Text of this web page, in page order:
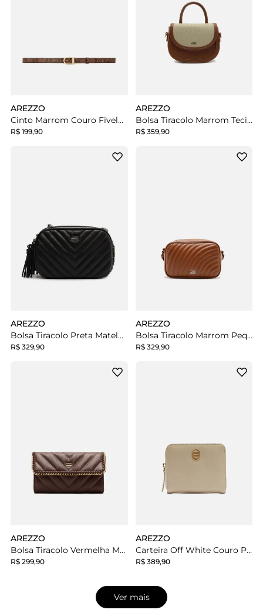
AREZZO
Cinto Marrom Couro Fivela Dourada
R$ 199,90
AREZZO
Bolsa Tiracolo Marrom Tecido Cru Pequena
R$ 359,90
AREZZO
Bolsa Tiracolo Preta Matelassê Grande Barbicacho
R$ 329,90
AREZZO
Bolsa Tiracolo Marrom Pequena
R$ 329,90
AREZZO
Bolsa Tiracolo Vermelha Média
R$ 299,90
AREZZO
Carteira Off White Couro Pequena Zíper Metal
R$ 389,90
Ver mais